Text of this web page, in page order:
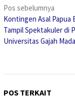
Navigasi
pos
Pos sebelumnya
Kontingen Asal Papua
Tampil Spektakuler di
Universitas Gajah Mada
POS TERKAIT